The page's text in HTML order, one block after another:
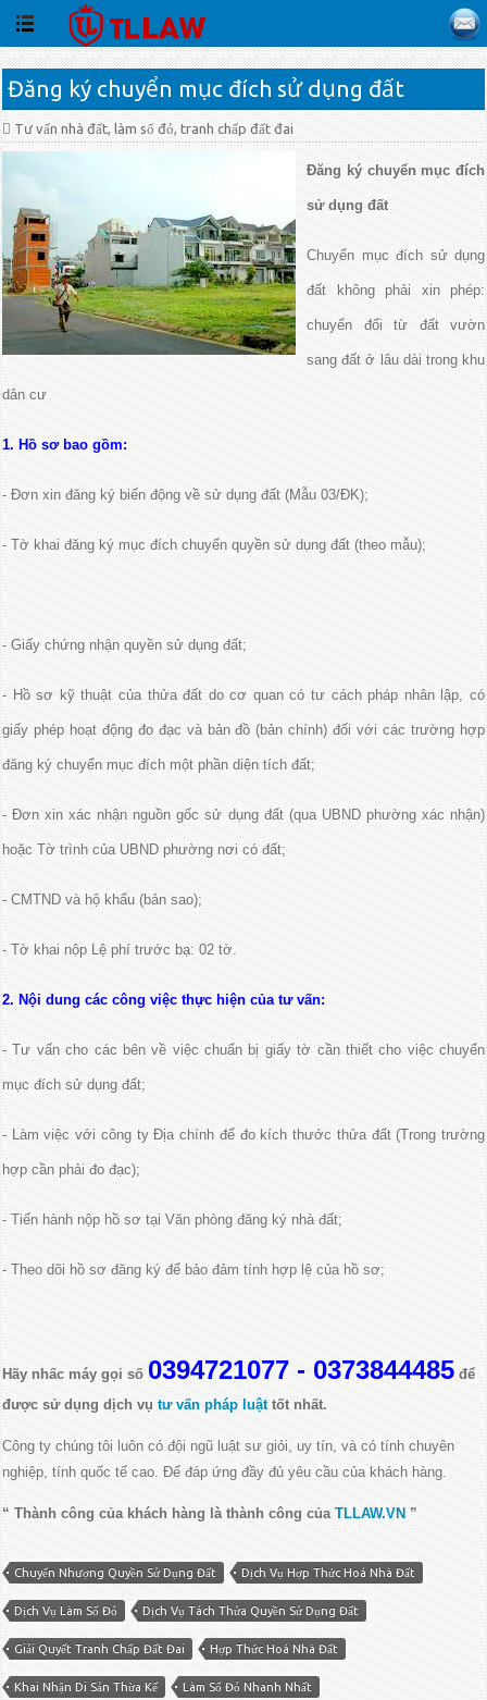
Đăng ký chuyển mục đích sử dụng đất
Tư vấn nhà đất, làm sổ đỏ, tranh chấp đất đai
Đăng ký chuyển mục đích
sử dụng đất
Chuyển mục đích sử dụng
đất không phải xin phép:
chuyển đổi từ đất vườn
sang đất ở lâu dài trong khu
dân cư
1. Hồ sơ bao gồm:
- Đơn xin đăng ký biến động về sử dụng đất (Mẫu 03/ĐK);
- Tờ khai đăng ký mục đích chuyển quyền sử dụng đất (theo mẫu);
- Giấy chứng nhận quyền sử dụng đất;
- Hồ sơ kỹ thuật của thửa đất do cơ quan có tư cách pháp nhân lập, có
giấy phép hoạt động đo đạc và bản đồ (bản chính) đối với các trường hợp
đăng ký chuyển mục đích một phần diện tích đất;
- Đơn xin xác nhận nguồn gốc sử dụng đất (qua UBND phường xác nhận)
hoặc Tờ trình của UBND phường nơi có đất;
- CMTND và hộ khẩu (bản sao);
- Tờ khai nộp Lệ phí trước bạ: 02 tờ.
2. Nội dung các công việc thực hiện của tư vấn:
- Tư vấn cho các bên về việc chuẩn bị giấy tờ cần thiết cho việc chuyển
mục đích sử dụng đất;
- Làm việc với công ty Địa chính để đo kích thước thửa đất (Trong trường
hợp cần phải đo đạc);
- Tiến hành nộp hồ sơ tại Văn phòng đăng ký nhà đất;
- Theo dõi hồ sơ đăng ký để bảo đảm tính hợp lệ của hồ sơ;
Hãy nhấc máy gọi số 0394721077 - 0373844485 để
được sử dụng dịch vụ tư vấn pháp luậttốt nhất.
Công ty chúng tôi luôn có đội ngũ luật sư giỏi, uy tín, và có tính chuyên
nghiệp, tính quốc tế cao. Để đáp ứng đầy đủ yêu cầu của khách hàng.
“ Thành công của khách hàng là thành công của TLLAW.VN ”
Chuyển Nhượng Quyền Sử Dụng Đất Dịch Vụ Hợp Thức Hoá Nhà Đất
Dịch Vụ Làm Sổ Đỏ Dịch Vụ Tách Thửa Quyền Sử Dụng Đất
Giải Quyết Tranh Chấp Đất Đai Hợp Thức Hoá Nhà Đất
Khai Nhận Di Sản Thừa Kế Làm Sổ Đỏ Nhanh Nhất